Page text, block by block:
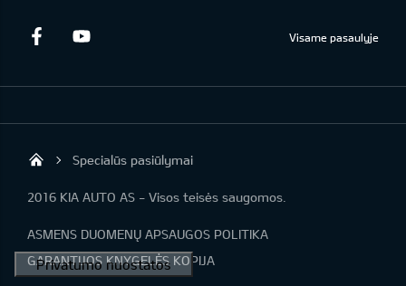
Facebook Visame pasaulyje
KIA AUTO AS
Specialūs pasiūlymai
2016 KIA AUTO AS - Visos teisės saugomos.
ASMENS DUOMENŲ APSAUGOS POLITIKA
GARANTIJOS KNYGELĖS KOPIJA